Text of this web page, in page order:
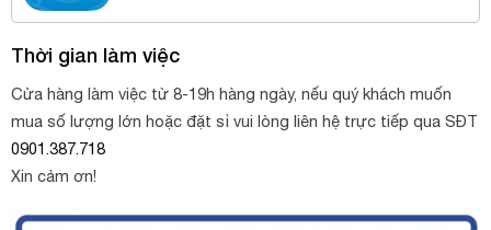
Thời gian làm việc
Cửa hàng làm việc từ 8-19h hàng ngày, nếu quý khách muốn
mua số lượng lớn hoặc đặt sỉ vui lòng liên hệ trực tiếp qua SĐT
0901.387.718
Xin cảm ơn!